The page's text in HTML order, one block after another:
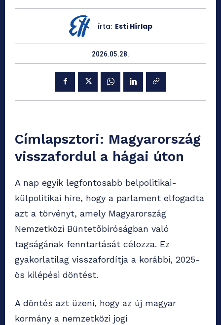
írta: Esti Hírlap
2026.05.28.
Címlapsztori: Magyarország
visszafordul a hágai úton
A nap egyik legfontosabb belpolitikai-
külpolitikai híre, hogy a parlament elfogadta
azt a törvényt, amely Magyarország
Nemzetközi Büntetőbíróságban való
tagságának fenntartását célozza. Ez
gyakorlatilag visszafordítja a korábbi, 2025-
ös kilépési döntést.
A döntés azt üzeni, hogy az új magyar
kormány a nemzetközi jogi